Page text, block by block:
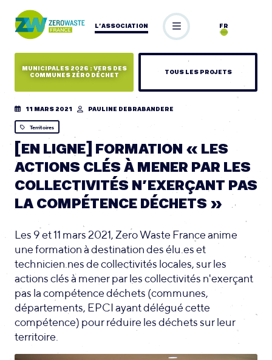
L’ASSOCIATION FR
MUNICIPALES 2026 : VERS DES
COMMUNES ZÉRO DÉCHET
TOUS LES PROJETS
11 MARS 2021 PAULINE DEBRABANDERE
Territoires
[EN LIGNE] FORMATION « LES
ACTIONS CLÉS À MENER PAR LES
COLLECTIVITÉS N’EXERÇANT PAS
LA COMPÉTENCE DÉCHETS »
Les 9 et 11 mars 2021, Zero Waste France anime
une formation à destination des élu.es et
technicien.nes de collectivités locales, sur les
actions clés à mener par les collectivités n'exerçant
pas la compétence déchets (communes,
départements, EPCI ayant délégué cette
compétence) pour réduire les déchets sur leur
territoire.